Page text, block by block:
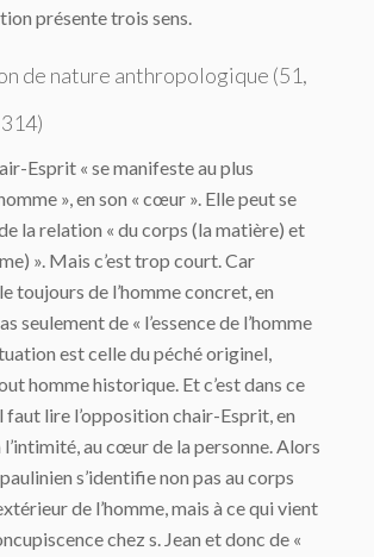
présente trois sens.
de nature anthropologique (51,
Esprit « se manifeste au plus
», en son « cœur ». Elle peut se
la relation « du corps (la matière) et
». Mais c’est trop court. Car
toujours de l’homme concret, en
seulement de « l’essence de l’homme
est celle du péché originel,
homme historique. Et c’est dans ce
faut lire l’opposition chair-Esprit, en
l’intimité, au cœur de la personne. Alors
s’identifie non pas au corps
de l’homme, mais à ce qui vient
chez s. Jean et donc de «